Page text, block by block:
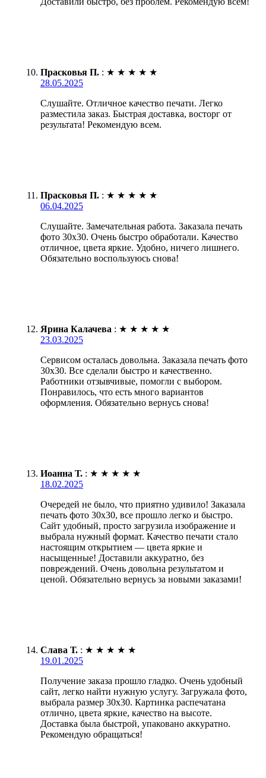
Прасковья П. : ★ ★ ★ ★ ★
28.05.2025
Слушайте. Отличное качество печати. Легко
разместила заказ. Быстрая доставка, восторг от
результата! Рекомендую всем.
Прасковья П. : ★ ★ ★ ★ ★
06.04.2025
Слушайте. Замечательная работа. Заказала печать
фото 30х30. Очень быстро обработали. Качество
отличное, цвета яркие. Удобно, ничего лишнего.
Обязательно воспользуюсь снова!
Ярина Калачева : ★ ★ ★ ★ ★
23.03.2025
Сервисом осталась довольна. Заказала печать фото
30х30. Все сделали быстро и качественно.
Работники отзывчивые, помогли с выбором.
Понравилось, что есть много вариантов
оформления. Обязательно вернусь снова!
Иоанна Т. : ★ ★ ★ ★ ★
18.02.2025
Очередей не было, что приятно удивило! Заказала
печать фото 30х30, все прошло легко и быстро.
Сайт удобный, просто загрузила изображение и
выбрала нужный формат. Качество печати стало
настоящим открытием — цвета яркие и
насыщенные! Доставили аккуратно, без
повреждений. Очень довольна результатом и
ценой. Обязательно вернусь за новыми заказами!
Слава Т. : ★ ★ ★ ★ ★
19.01.2025
Получение заказа прошло гладко. Очень удобный
сайт, легко найти нужную услугу. Загружала фото,
выбрала размер 30х30. Картинка распечатана
отлично, цвета яркие, качество на высоте.
Доставка была быстрой, упаковано аккуратно.
Рекомендую обращаться!